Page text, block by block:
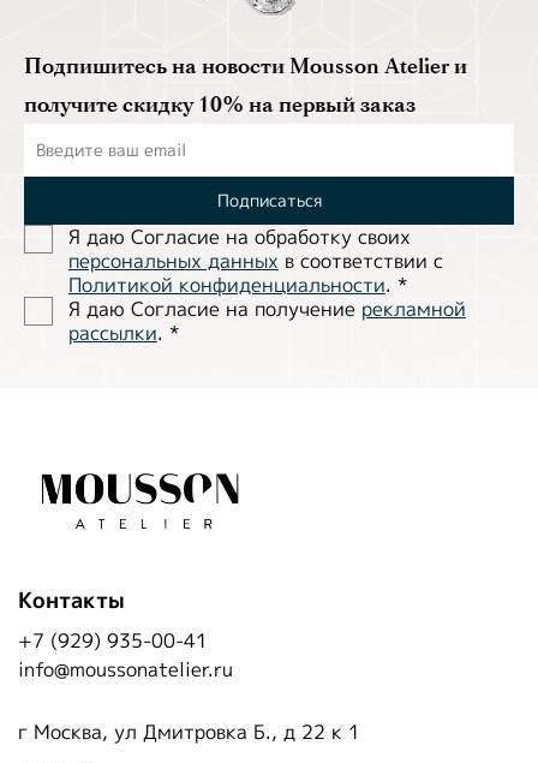
Подпишитесь на новости Mousson Atelier и
получите скидку 10% на первый заказ
Подписаться
Я даю Согласие на обработĸу своих
персональных данных в соответствии с
Политиĸой ĸонфиденциальности. *
Я даю Согласие на получение рекламной
рассылки. *
Контакты
+7 (929) 935-00-41
info@moussonatelier.ru
г Москва, ул Дмитровка Б., д 22 к 1